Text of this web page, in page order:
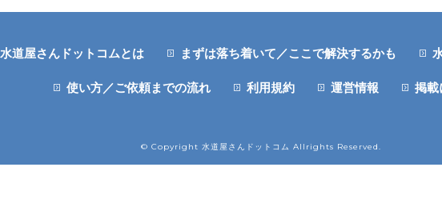
水道屋さんドットコムとは まずは落ち着いて／ここで解決するかも
使い方／ご依頼までの流れ 利用規約 運営情報 掲載
© Copyright 水道屋さんドットコム Allrights Reserved.